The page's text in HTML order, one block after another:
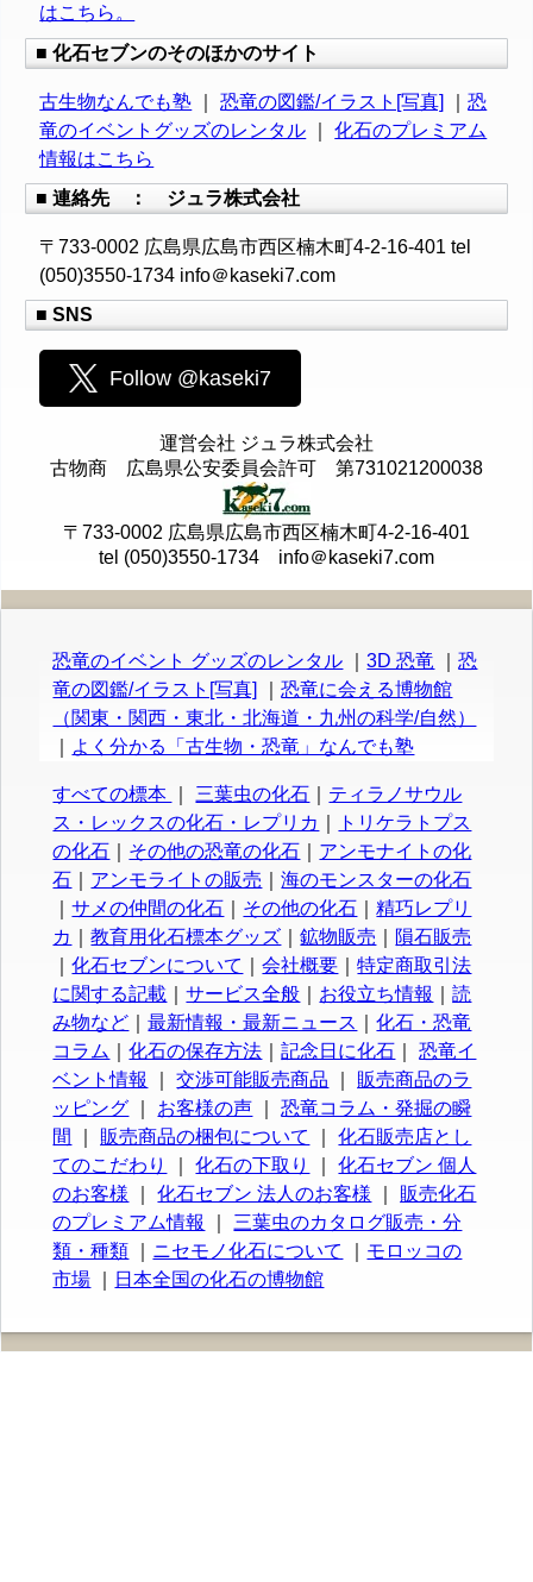
はこちら。
■ 化石セブンのそのほかのサイト
古生物なんでも塾 ｜恐竜の図鑑/イラスト[写真] ｜恐
竜のイベントグッズのレンタル ｜化石のプレミアム
情報はこちら
■ 連絡先 ： ジュラ株式会社
〒733-0002 広島県広島市西区楠木町4-2-16-401 tel
(050)3550-1734 info＠kaseki7.com
■ SNS
Follow @kaseki7
運営会社 ジュラ株式会社
古物商 広島県公安委員会許可 第731021200038
〒733-0002 広島県広島市西区楠木町4-2-16-401
tel (050)3550-1734 info＠kaseki7.com
恐竜のイベント グッズのレンタル ｜3D 恐竜 ｜恐
竜の図鑑/イラスト[写真]
｜恐竜に会える博物館
（関東・関西・東北・北海道・九州の科学/自然）
よく分かる「古生物・恐竜」なんでも塾
すべての標本 三葉虫の化石
ティラノサウル
ス・レックスの化石・レプリカ
トリケラトプス
の化石
その他の恐竜の化石
アンモナイトの化
石
アンモライトの販売 ｜海のモンスターの化石
｜サメの仲間の化石 その他の化石 ｜精巧レプリ
カ
｜教育用化石標本グッズ ｜鉱物販売
隕石販売
｜化石セブンについて ｜会社概要 ｜特定商取引法
に関する記載 ｜サービス全般 お役立ち情報 ｜読
み物など ｜最新情報・最新ニュース ｜化石・恐竜
コラム
｜化石の保存方法 ｜記念日に化石 ｜恐竜イ
ベント情報
｜交渉可能販売商品
販売商品のラ
ッピング
お客様の声 ｜恐竜コラム・発掘の瞬
間
販売商品の梱包について ｜化石販売店とし
てのこだわり
｜化石の下取り ｜化石セブン 個人
のお客様 ｜化石セブン 法人のお客様
販売化石
のプレミアム情報
三葉虫のカタログ販売・分
類・種類
ニセモノ化石について
モロッコの
市場
日本全国の化石の博物館